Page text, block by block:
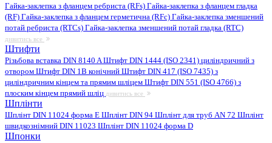
Гайка-заклепка з фланцем ребриста (RFs) Гайка-заклепка з фланцем гладка
(RF) Гайка-заклепка з фланцем герметична (RFc) Гайка-заклепка зменшений
потай ребриста (RTCs) Гайка-заклепка зменшений потай гладка (RTC)
дивитись все
Штифти
Різьбова вставка DIN 8140 AШтифт DIN 1444 (ISO 2341) циліндричний з
отвором Штифт DIN 1B конічний Штифт DIN 417 (ISO 7435) з
циліндричним кінцем та прямим шліцем Штифт DIN 551 (ISO 4766) з
плоским кінцем прямий шліц дивитись все
Шплінти
Шплінт DIN 11024 форма E Шплінт DIN 94 Шплінт для труб AN 72 Шплінт
швидкознімний DIN 11023 Шплінт DIN 11024 форма D
Шпонки